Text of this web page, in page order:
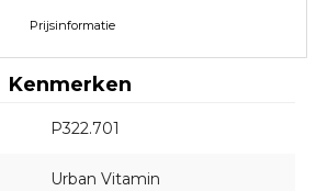
Prijsinformatie
Kenmerken
P322.701
Urban Vitamin